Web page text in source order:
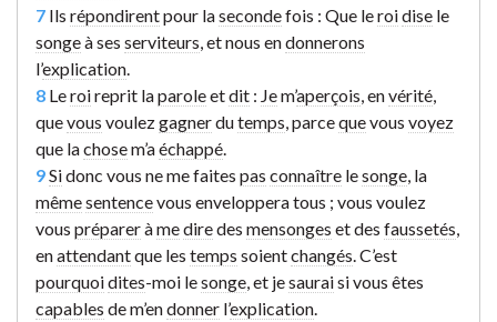
7 Ils répondirentpour lasecondefois : Que leroidise le
songeà ses serviteurs , et nous endonnerons
l’explication
8 Leroireprit laparoleetdit : Jem’aperçois , envérité
quevous voulezgagnerdutemps , parcequevous voyez
que lachosem’aéchappé
9Sidonc vous ne me faites pas connaître lesonge , la
mêmesentencevous enveloppera tous ; vous voulez
vous prépareràmediredes mensonges et des faussetés
enattendantque les temps soientchangés . C’est
pourquoidites-moi lesonge , et jesauraisi vous êtes
capables de m’endonner l’explication